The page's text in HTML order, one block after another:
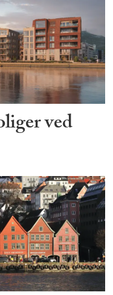
ved